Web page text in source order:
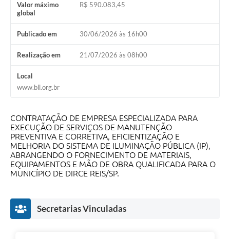
Emprega
Contato
Terceiro Setor
Perguntas Frequentes
Valor máximo
global
R$ 590.083,45
Publicado em 30/06/2026 às 16h00
Realização em 21/07/2026 às 08h00
Local
www.bll.org.br
CONTRATAÇÃO DE EMPRESA ESPECIALIZADA PARA
EXECUÇÃO DE SERVIÇOS DE MANUTENÇÃO
PREVENTIVA E CORRETIVA, EFICIENTIZAÇÃO E
MELHORIA DO SISTEMA DE ILUMINAÇÃO PÚBLICA (IP),
ABRANGENDO O FORNECIMENTO DE MATERIAIS,
EQUIPAMENTOS E MÃO DE OBRA QUALIFICADA PARA O
MUNICÍPIO DE DIRCE REIS/SP.
Secretarias Vinculadas